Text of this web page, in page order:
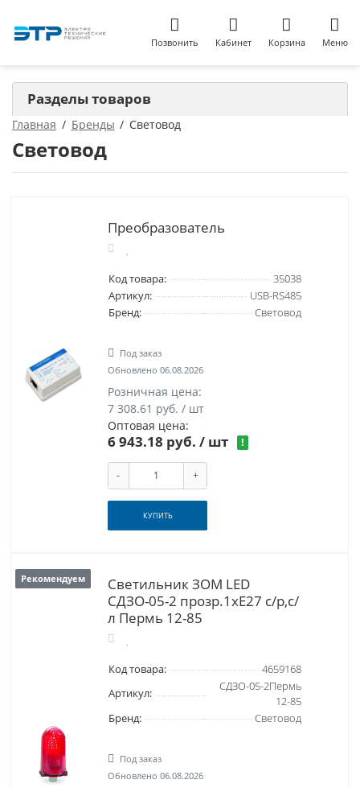
Позвонить Кабинет Корзина Меню
Главная Бренды Световод
Световод
Преобразователь
Код товара:
35038
Артикул:
USB-RS485
Бренд:
Световод
Под заказ
Обновлено 06.08.2026
Розничная цена:
7 308.61 руб. / шт
Оптовая цена:
6 943.18 руб. / шт !
- +
КУПИТЬ
Рекомендуем
Светильник ЗОМ LED
СДЗО-05-2 прозр.1хЕ27 с/р,с/
л Пермь 12-85
Код товара:
4659168
Артикул:
СДЗО-05-2Пермь
12-85
Бренд:
Световод
Под заказ
Обновлено 06.08.2026
Разделы товаров